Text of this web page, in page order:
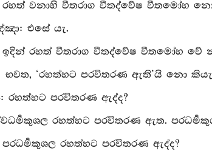
වනාහි වීතරාග වීතද්වේෂ වීතමෝහ නො
එසේ යැ.
රහත් වීතරාග වීතද්වේෂ වීතමෝහ වේ
භවත, ‘රහත්හට පරවිතරණ ඇති’යි නො
රහත්හට පරවිතරණ ඇද්ද?
රහත්හට පරවිතරණ ඇත.
රහත්හට පරවිතරණ ඇද්ද?